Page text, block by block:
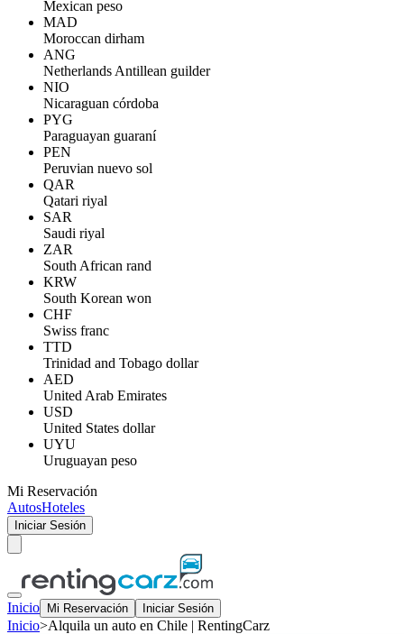
Mexican peso
MAD
Moroccan dirham
ANG
Netherlands Antillean guilder
NIO
Nicaraguan córdoba
PYG
Paraguayan guaraní
PEN
Peruvian nuevo sol
QAR
Qatari riyal
SAR
Saudi riyal
ZAR
South African rand
KRW
South Korean won
CHF
Swiss franc
TTD
Trinidad and Tobago dollar
AED
United Arab Emirates
USD
United States dollar
UYU
Uruguayan peso
Mi Reservación
AutosHoteles
Iniciar Sesión
Inicio Mi Reservación Iniciar Sesión
Inicio>Alquila un auto en Chile | RentingCarz